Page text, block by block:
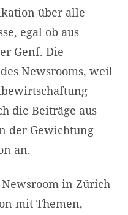
über alle
egal ob aus
Genf. Die
Newsrooms, weil
die Beiträge aus
der Gewichtung
an.
in Zürich
mit Themen,